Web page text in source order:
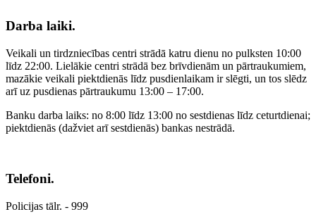
Darba laiki.
Veikali un tirdzniecības centri strādā katru dienu no pulksten 10:00
līdz 22:00. Lielākie centri strādā bez brīvdienām un pārtraukumiem,
mazākie veikali piektdienās līdz pusdienlaikam ir slēgti, un tos slēdz
arī uz pusdienas pārtraukumu 13:00 – 17:00.
Banku darba laiks: no 8:00 līdz 13:00 no sestdienas līdz ceturtdienai;
piektdienās (dažviet arī sestdienās) bankas nestrādā.
Telefoni.
Policijas tālr. - 999